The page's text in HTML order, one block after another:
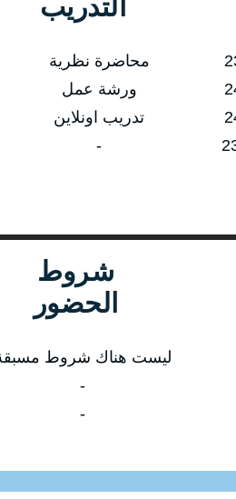
التدريب
محاضرة نظرية
ورشة عمل
تدريب اونلاين
-
شروط
الحضور
ليست هناك شروط
-
-